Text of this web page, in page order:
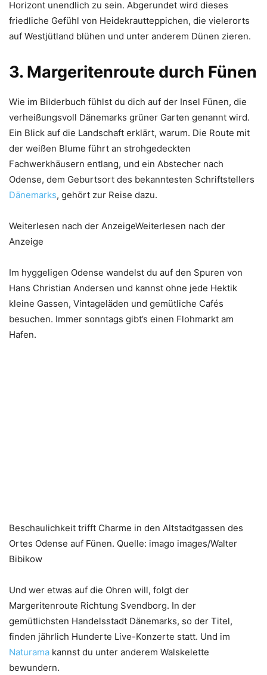
Horizont unendlich zu sein. Abgerundet wird dieses
friedliche Gefühl von Heidekrautteppichen, die vielerorts
auf Westjütland blühen und unter anderem Dünen zieren.
3. Margeritenroute durch Fünen
Wie im Bilderbuch fühlst du dich auf der Insel Fünen, die
verheißungsvoll Dänemarks grüner Garten genannt wird.
Ein Blick auf die Landschaft erklärt, warum. Die Route mit
der weißen Blume führt an strohgedeckten
Fachwerkhäusern entlang, und ein Abstecher nach
Odense, dem Geburtsort des bekanntesten Schriftstellers
Dänemarks, gehört zur Reise dazu.
Weiterlesen nach der AnzeigeWeiterlesen nach der
Anzeige
Im hyggeligen Odense wandelst du auf den Spuren von
Hans Christian Andersen und kannst ohne jede Hektik
kleine Gassen, Vintageläden und gemütliche Cafés
besuchen. Immer sonntags gibt’s einen Flohmarkt am
Hafen.
Beschaulichkeit trifft Charme in den Altstadtgassen des
Ortes Odense auf Fünen. Quelle: imago images/Walter
Bibikow
Und wer etwas auf die Ohren will, folgt der
Margeritenroute Richtung Svendborg. In der
gemütlichsten Handelsstadt Dänemarks, so der Titel,
finden jährlich Hunderte Live-Konzerte statt. Und im
Naturama kannst du unter anderem Walskelette
bewundern.